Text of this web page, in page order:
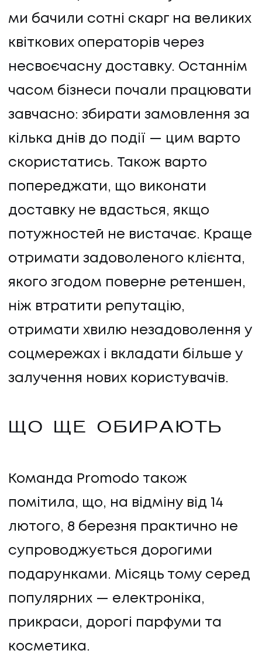
ми бачили сотні скарг на великих
квіткових операторів через
несвоєчасну доставку. Останнім
часом бізнеси почали працювати
завчасно: збирати замовлення за
кілька днів до події — цим варто
скористатись. Також варто
попереджати, що виконати
доставку не вдасться, якщо
потужностей не вистачає. Краще
отримати задоволеного клієнта,
якого згодом поверне ретеншен,
ніж втратити репутацію,
отримати хвилю незадоволення у
соцмережах і вкладати більше у
залучення нових користувачів.
ЩО ЩЕ ОБИРАЮТЬ
Команда Promodo також
помітила, що, на відміну від 14
лютого, 8 березня практично не
супроводжується дорогими
подарунками. Місяць тому серед
популярних — електроніка,
прикраси, дорогі парфуми та
косметика.